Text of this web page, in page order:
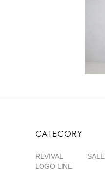
CATEGORY
REVIVAL
LOGO LINE
SALE